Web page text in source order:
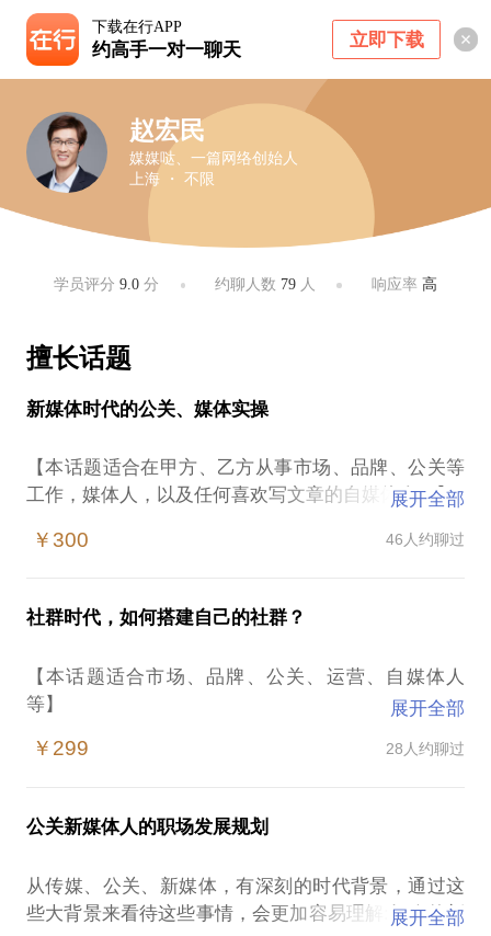
下载在行APP
约高手一对一聊天 立即下载
赵宏民
媒媒哒、一篇网络创始人
上海 ・ 不限
学员评分9.0 分 约聊人数 79人 响应率 高
擅长话题
新媒体时代的公关、媒体实操
【本话题适合在甲方、乙方从事市场、品牌、公关等
工作，媒体人，以及任何喜欢写文章的自媒体人。】
关的工作离不开媒体，媒体也需要和公关相乘才算完
媒体是发稿的，公关是帮助媒体发稿和删稿的？
公关和媒体对立的？
公关是媒体转型的唯一出路？
【学员通过约见可以获得怎样的提升】
我希望通过经验分享，让公关和媒体两个群体的关系
如果您想约见，希望您梳理一下自己的工作中的问
大。
此致，感谢。
展开全部
￥300 46人约聊过
社群时代，如何搭建自己的社群？
【本话题适合市场、品牌、公关、运营、自媒体人
等】
你一定在许许多多的微信群里。社群已经成为人与人
机构或者品牌，是不完整的。
【学员通过约见可以获得怎样的提升】
独家原创社群的概念；
社群≠微信群，这是让你的社群永葆青春的理论基础；
展开全部
￥299 28人约聊过
公关新媒体人的职场发展规划
从传媒、公关、新媒体，有深刻的时代背景，通过这
些大背景来看待这些事情，会更加容易理解:如今的新
展开全部